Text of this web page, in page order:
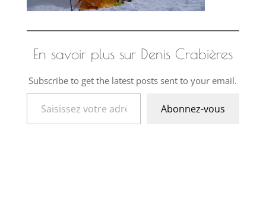
En savoir plus sur Denis Crabières
Subscribe to get the latest posts sent to your email.
Saisissez votre adresse e-mail…
Abonnez-vous